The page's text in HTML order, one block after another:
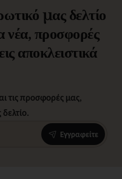
μας δελτίο
νέα, προσφορές
αποκλειστικά
τις προσφορές μας,
Εγγραφείτε